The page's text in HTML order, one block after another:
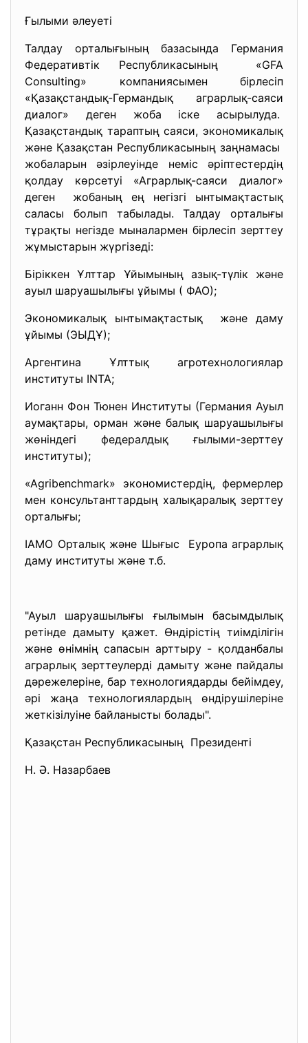
Ғылыми әлеуеті
Талдау орталығының базасында Германия
Федеративтік Республикасының «GFA
Consulting» компаниясымен бірлесіп
«Қазақстандық-Германдық аграрлық-саяси
диалог» деген жоба іске асырылуда.
Қазақстандық тараптың саяси, экономикалық
және Қазақстан Республикасының заңнамаcы
жобаларын әзірлеуінде неміс әріптестердің
қолдау көрсетуі «Аграрлық-саяси диалог»
деген жобаның ең негізгі ынтымақтастық
саласы болып табылады. Талдау орталығы
тұрақты негізде мыналармен бірлесіп зерттеу
жұмыстарын жүргізеді:
Біріккен Ұлттар Ұйымының азық-түлік және
ауыл шаруашылығы ұйымы ( ФАО);
Экономикалық ынтымақтастық және даму
ұйымы (ЭЫДҰ);
Аргентина Ұлттық агротехнологиялар
институты INTA;
Иоганн Фон Тюнен Институты (Германия Ауыл
аумақтары, орман және балық шаруашылығы
жөніндегі федералдық ғылыми-зерттеу
институты);
«Agribenchmark» экономистердің, фермерлер
мен консультанттардың халықаралық зерттеу
орталығы;
IAMO Орталық және Шығыс Еуропа аграрлық
даму институты және т.б.
"Ауыл шаруашылығы ғылымын басымдылық
ретінде дамыту қажет. Өндірістің тиімділігін
және өнімнің сапасын арттыру - қолданбалы
аграрлық зерттеулерді дамыту және пайдалы
дәрежелеріне, бар технологиядарды бейімдеу,
әрі жаңа технологиялардың өндірушілеріне
жеткізілуіне байланысты болады".
Қазақстан Республикасының Президенті
Н. Ә. Назарбаев